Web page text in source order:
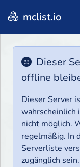
mclist.io
Dieser
offline
Dieser Server
wahrscheinlich
nicht möglich.
regelmäßig. In
Serverliste
zugänglich sein.